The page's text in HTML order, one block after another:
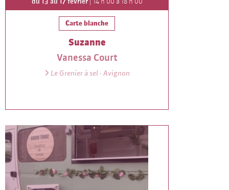
Carte blanche
Suzanne
Vanessa Court
Le Grenier à sel - Avignon